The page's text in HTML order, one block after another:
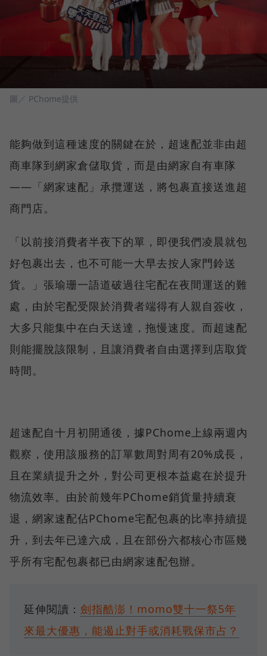
圖／ PChome提供
能夠做到這種速度的關鍵在於，超速配並非由超
商車隊到網家倉儲取貨，而是由網家自有車隊
——「網家速配」承攬運送，將包裹直接送進超
商門店。
「以前接消費者半夜下的單，即便我們凌晨就包
好包裹出去，也不可能一大早去按人家門鈴送
貨。」張瑜珊一語道破過往宅配在夜間運送的難
處，由於宅配受限於消費者端得有人親自簽收，
大多只能集中在白天送達，拖慢速度。而超速配
則能擺脫該限制，且讓消費者自由選擇到店取貨
時間。
超速配自十月初開通後，據PChome上線兩週內
觀察，使用該服務的訂單數周對周有20%成長，
且在業績提升之外，對公司更根本益處在於提升
物流效率。由於前幾年PChome銷貨量持續衰
退，網家速配佔PChome宅配包裹的比率持續提
升，到去年已達六成，且在部份六都核心市區幾
乎所有宅配包裹都已由網家速配包辦。
延伸閱讀： 劍指酷澎！momo雙十一祭5年
來最大優惠，能遏止對手或消耗戰保市占？